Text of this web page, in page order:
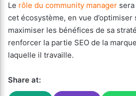
Le rôle du community manager
cet écosystème, en vue
maximiser les bénéfices de sa
renforcer la partie SEO de la
laquelle il travaille.
Share at: